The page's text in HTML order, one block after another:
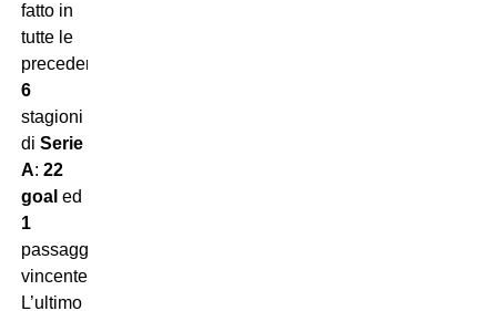
fatto in
tutte le
precedenti
6
stagioni
di Serie
A: 22
goal ed
1
passaggio
vincente.
L’ultimo